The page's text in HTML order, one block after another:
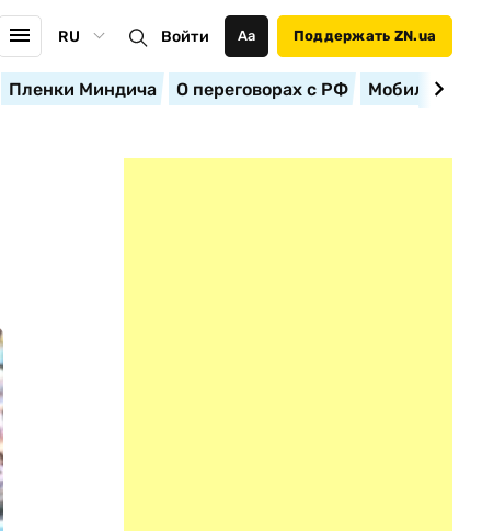
RU Войти Аа Поддержать ZN.ua
Пленки Миндича О переговорах с РФ